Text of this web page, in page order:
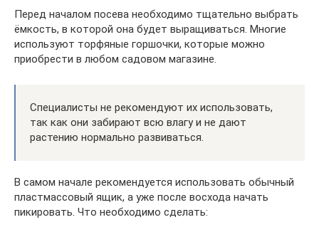
Перед началом посева необходимо тщательно выбрать
ёмкость, в которой она будет выращиваться. Многие
используют торфяные горшочки, которые можно
приобрести в любом садовом магазине.
Специалисты не рекомендуют их использовать,
так как они забирают всю влагу и не дают
растению нормально развиваться.
В самом начале рекомендуется использовать обычный
пластмассовый ящик, а уже после восхода начать
пикировать. Что необходимо сделать: